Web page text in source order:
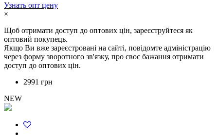
Узнать опт цену
×
Щоб отримати доступ до оптових цін, зареєструйтеся як
оптовий покупець.
Якщо Ви вже зареєстровані на сайті, повідомте адміністрацію
через форму зворотного зв'язку, про своє бажання отримати
доступ до оптових цін.
2991 грн
NEW